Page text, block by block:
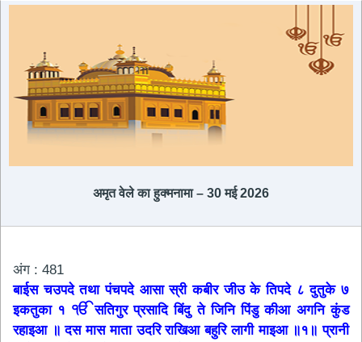
अमृत ​​वेले का हुक्मनामा – 30 मई 2026
अंग : 481
बाईस चउपदे तथा पंचपदे आसा स्री कबीर जीउ के तिपदे ८ दुतुके ७
इकतुका १ ੴ सतिगुर प्रसादि बिंदु ते जिनि पिंडु कीआ अगनि कुंड
रहाइआ ॥ दस मास माता उदरि राखिआ बहुरि लागी माइआ ॥१॥ प्रानी